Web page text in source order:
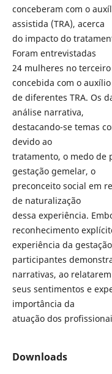
conceberam com o
assistida (TRA), acerca
do impacto do
Foram entrevistadas
24 mulheres no
concebida com o auxílio
de diferentes TRA. Os
análise narrativa,
destacando-se temas
devido ao
tratamento, o medo de
gestação gemelar, o
preconceito social em
de naturalização
dessa experiência.
reconhecimento
experiência da
participantes
narrativas, ao relatarem
seus sentimentos e
importância da
atuação dos
Downloads